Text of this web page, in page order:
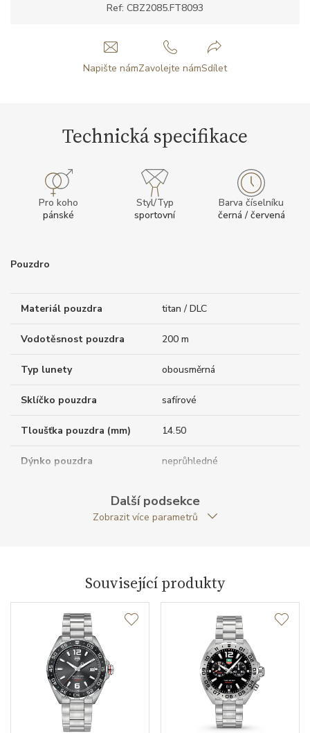
Ref: CBZ2085.FT8093
Napište námZavolejte námSdílet
Technická specifikace
Pro koho
pánské
Styl/Typ
sportovní
Barva číselníku
černá / červená
Pouzdro
Materiál pouzdra titan / DLC
Vodotěsnost pouzdra 200 m
Typ lunety obousměrná
Sklíčko pouzdra safírové
Tloušťka pouzdra (mm) 14.50
Dýnko pouzdra neprůhledné
Materiál korunky titan / DLC
Průměr pouzdra (mm) 44.00
Typ strojku
TAG Heuer calibre 16
Automatic
Rezerva chodu strojku
Další podsekce
Zobrazit více parametrů
Související produkty